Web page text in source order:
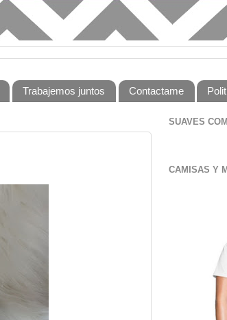
Trabajemos juntos Contactame
SUAVES
CAMISAS Y